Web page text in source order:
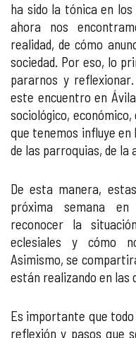
ha sido la tónica en
ahora nos
realidad, de cómo
sociedad. Por eso, lo
pararnos y
este encuentro en
sociológico,
que tenemos influye en
de las parroquias, de la
De esta manera,
próxima semana
reconocer la
eclesiales y cómo
Asimismo, se
están realizando en las
Es importante que
reflexión y pasos que